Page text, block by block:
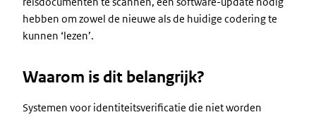
hebben om zowel de nieuwe als de huidige codering te
kunnen ‘lezen’.
Waarom is dit belangrijk?
Systemen voor identiteitsverificatie die niet worden